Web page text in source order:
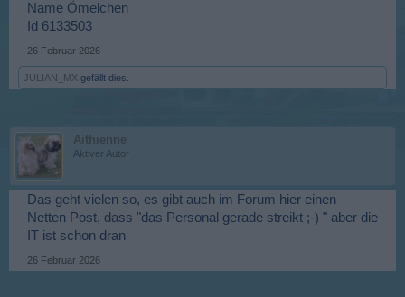
Name Ömelchen
Id 6133503
26 Februar 2026
JULIAN_MX gefällt dies.
Aithienne
Aktiver Autor
Das geht vielen so, es gibt auch im Forum hier einen
Netten Post, dass "das Personal gerade streikt ;-) " aber die
IT ist schon dran
26 Februar 2026